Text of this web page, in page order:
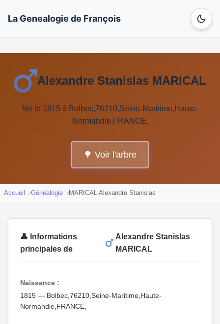
La Genealogie de François
Alexandre Stanislas MARICAL
Né le 1815 à Bolbec,76210,Seine-Maritime,Haute-
Normandie,FRANCE,
🌳 Voir l'arbre
Accueil Généalogie MARICAL Alexandre Stanislas
👤 Informations
principales de
Alexandre Stanislas
MARICAL
Naissance :
1815 — Bolbec,76210,Seine-Maritime,Haute-
Normandie,FRANCE,